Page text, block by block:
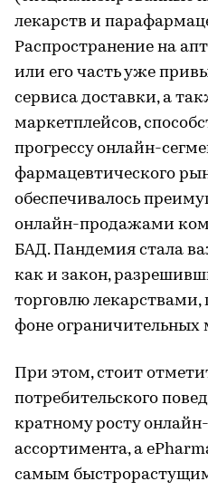
лекарств и
Распространение на
или его часть уже
сервиса доставки, а
маркетплейсов,
прогрессу онлайн-
фармацевтического
обеспечивалось
онлайн-продажами
БАД. Пандемия стала
как и закон,
торговлю
фоне
При этом, стоит
потребительского
кратному росту
ассортимента, а
самым